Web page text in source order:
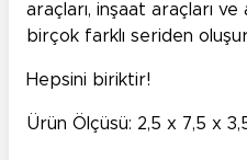
araçları, inşaat araçları
birçok farklı seriden
Hepsini biriktir!
Ürün Ölçüsü: 2,5 x 7,5 x